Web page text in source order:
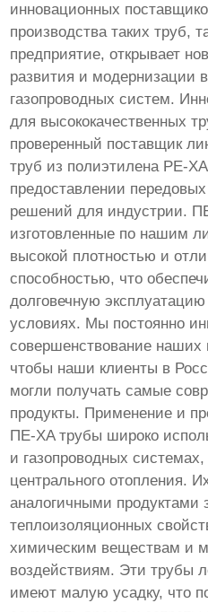
инновационных
производства таких труб,
предприятие, открывает
развития и модернизации
газопроводных систем.
для высококачественных
проверенный поставщик
труб из полиэтилена PE-
предоставлении передовых
решений для индустрии.
изготовленные по нашим
высокой плотностью и
способностью, что
долговечную
условиях. Мы постоянно
совершенствование наших
чтобы наши клиенты в
могли получать самые
продукты. Применение и
ПЕ-XA трубы широко
и газопроводных
центрального отопления.
аналогичными продуктами
теплоизоляционных
химическим веществам и
воздействиям. Эти трубы
имеют малую усадку, что